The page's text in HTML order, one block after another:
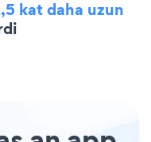
kat daha uzun